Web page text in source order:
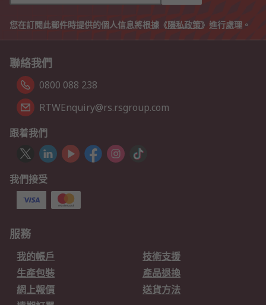
您在訂閱此郵件時提供的個人信息將根據《隱私政策》進行處理。
聯絡我們
0800 088 238
RTWEnquiry@rs.rsgroup.com
跟着我們
我們接受
服務
我的帳戶
技術支援
生產包裝
產品退換
網上報價
送貨方法